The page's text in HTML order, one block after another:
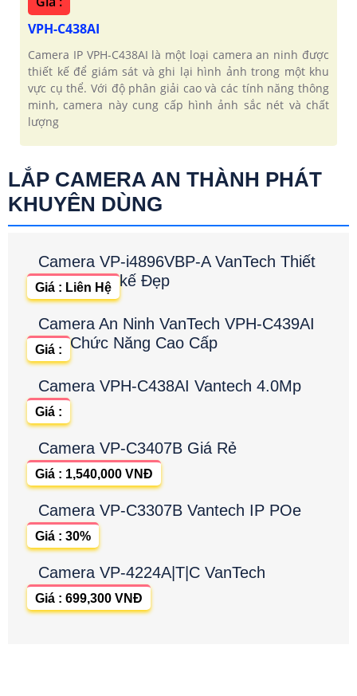
VPH-C438AI
Camera IP VPH-C438AI là một loại camera an ninh được
thiết kế để giám sát và ghi lại hình ảnh trong một khu
vực cụ thể. Với độ phân giải cao và các tính năng thông
minh, camera này cung cấp hình ảnh sắc nét và chất
lượng
LẮP CAMERA AN THÀNH PHÁT
KHUYÊN DÙNG
Camera VP-i4896VBP-A VanTech Thiết
kế Đẹp
Giá : Liên Hệ
Camera An Ninh VanTech VPH-C439AI
Chức Năng Cao Cấp
Giá :
Camera VPH-C438AI Vantech 4.0Mp
Giá :
Camera VP-C3407B Giá Rẻ
Giá : 1,540,000 VNĐ
Camera VP-C3307B Vantech IP POe
Giá : 30%
Camera VP-4224A|T|C VanTech
Giá : 699,300 VNĐ